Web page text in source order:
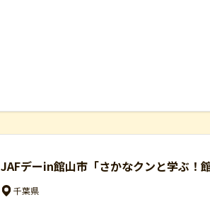
JAFデーin館山市「さかなクンと学ぶ！
千葉県